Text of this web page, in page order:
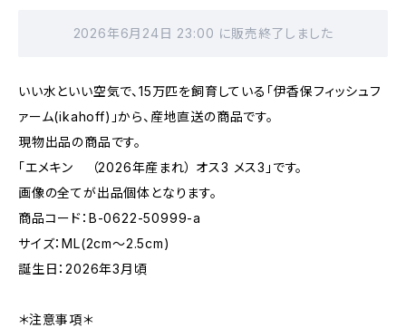
2026年6月24日 23:00 に販売終了しました
いい水といい空気で、15万匹を飼育している「伊香保フィッシュフ
ァーム(ikahoff)」から、産地直送の商品です。
現物出品の商品です。
「エメキン （2026年産まれ） オス3 メス3」です。
画像の全てが出品個体となります。
商品コード：B-0622-50999-a
サイズ：ML(2cm〜2.5cm)
誕生日：2026年3月頃
＊注意事項＊